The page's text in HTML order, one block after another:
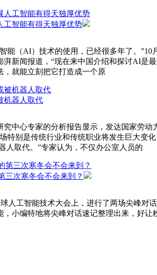
工智能有得天独厚优势
能（AI）技术的使用，已经很多年了。
新闻报道，“现在来中国介绍和探讨AI是
，就能立刻把它打造成一个原
机器人取代
究中心专家的分析报告显示，发达国家劳
特别是传统行业和传统职业将发生巨大变
人取代。”专家认为，不仅办公室人员的
三次寒冬会不会来到？
工智能技术大会上，进行了两场尖峰对
，小编特地将尖峰对话速记整理出来，好